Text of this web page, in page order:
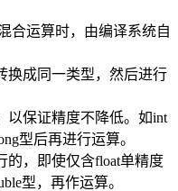
合运算时，由编译系统自
换成同一类型，然后进行
以保证精度不降低。如int
型后再进行运算。
的，即使仅含float单精度
型，再作运算。